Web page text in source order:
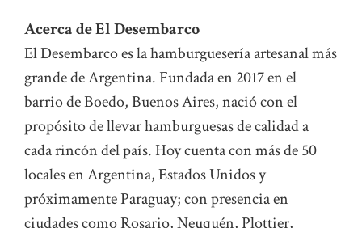
Acerca de El Desembarco
El Desembarco es la hamburguesería artesanal más
grande de Argentina. Fundada en 2017 en el
barrio de Boedo, Buenos Aires, nació con el
propósito de llevar hamburguesas de calidad a
cada rincón del país. Hoy cuenta con más de 50
locales en Argentina, Estados Unidos y
próximamente Paraguay; con presencia en
ciudades como Rosario, Neuquén, Plottier,